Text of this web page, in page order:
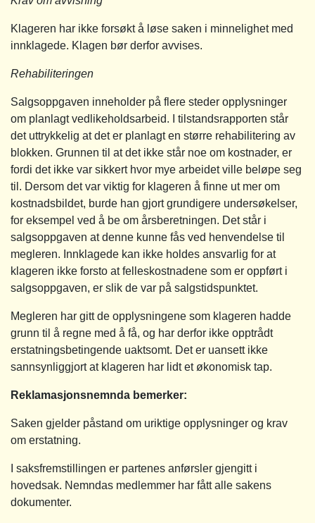
Klageren har ikke forsøkt å løse saken i minnelighet med
innklagede. Klagen bør derfor avvises.
Rehabiliteringen
Salgsoppgaven inneholder på flere steder opplysninger
om planlagt vedlikeholdsarbeid. I tilstandsrapporten står
det uttrykkelig at det er planlagt en større rehabilitering av
blokken. Grunnen til at det ikke står noe om kostnader, er
fordi det ikke var sikkert hvor mye arbeidet ville beløpe seg
til. Dersom det var viktig for klageren å finne ut mer om
kostnadsbildet, burde han gjort grundigere undersøkelser,
for eksempel ved å be om årsberetningen. Det står i
salgsoppgaven at denne kunne fås ved henvendelse til
megleren. Innklagede kan ikke holdes ansvarlig for at
klageren ikke forsto at felleskostnadene som er oppført i
salgsoppgaven, er slik de var på salgstidspunktet.
Megleren har gitt de opplysningene som klageren hadde
grunn til å regne med å få, og har derfor ikke opptrådt
erstatningsbetingende uaktsomt. Det er uansett ikke
sannsynliggjort at klageren har lidt et økonomisk tap.
Reklamasjonsnemnda bemerker:
Saken gjelder påstand om uriktige opplysninger og krav
om erstatning.
I saksfremstillingen er partenes anførsler gjengitt i
hovedsak. Nemndas medlemmer har fått alle sakens
dokumenter.